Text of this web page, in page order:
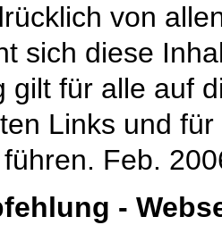
von
sich diese
gilt für alle auf
Links und
Feb.
-